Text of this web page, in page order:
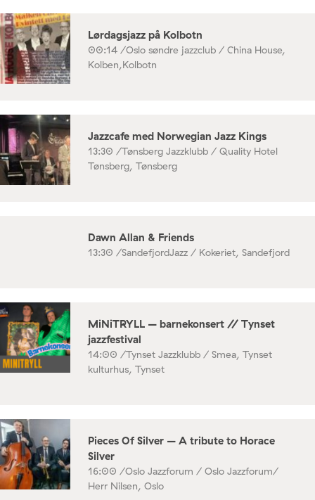
Lørdagsjazz på Kolbotn
00:14 /Oslo søndre jazzclub / China House,
Kolben,Kolbotn
Jazzcafe med Norwegian Jazz Kings
13:30 /Tønsberg Jazzklubb / Quality Hotel
Tønsberg, Tønsberg
Dawn Allan & Friends
13:30 /SandefjordJazz / Kokeriet, Sandefjord
MiNiTRYLL – barnekonsert // Tynset
jazzfestival
14:00 /Tynset Jazzklubb / Smea, Tynset
kulturhus, Tynset
Pieces Of Silver – A tribute to Horace
Silver
16:00 /Oslo Jazzforum / Oslo Jazzforum/
Herr Nilsen, Oslo